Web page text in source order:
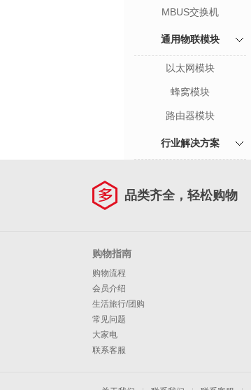
MBUS交换机
通用物联模块
以太网模块
蜂窝模块
路由器模块
行业解决方案
品类齐全，轻松购物
购物指南
购物流程
会员介绍
生活旅行/团购
常见问题
大家电
联系客服